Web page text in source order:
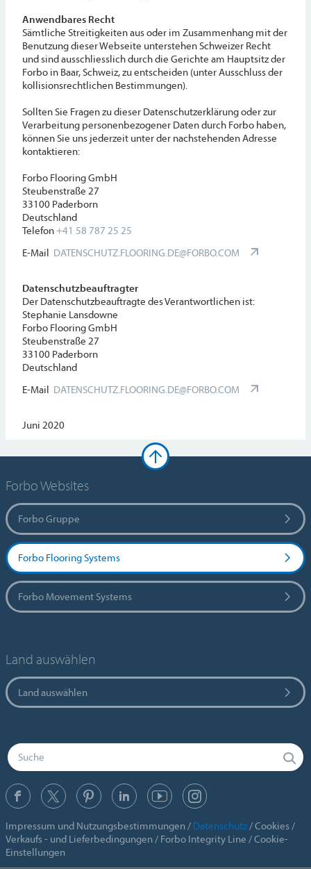
Anwendbares Recht
Sämtliche Streitigkeiten aus oder im Zusammenhang mit der
Benutzung dieser Webseite unterstehen Schweizer Recht
und sind ausschliesslich durch die Gerichte am Hauptsitz der
Forbo in Baar, Schweiz, zu entscheiden (unter Ausschluss der
kollisionsrechtlichen Bestimmungen).
Sollten Sie Fragen zu dieser Datenschutzerklärung oder zur
Verarbeitung personenbezogener Daten durch Forbo haben,
können Sie uns jederzeit unter der nachstehenden Adresse
kontaktieren:
Forbo Flooring GmbH
Steubenstraße 27
33100 Paderborn
Deutschland
Telefon+41 58 787 25 25
E-Mail DATENSCHUTZ.FLOORING.DE@FORBO.COM
Datenschutzbeauftragter
Der Datenschutzbeauftragte des Verantwortlichen ist:
Stephanie Lansdowne
Forbo Flooring GmbH
Steubenstraße 27
33100 Paderborn
Deutschland
E-Mail DATENSCHUTZ.FLOORING.DE@FORBO.COM
Juni 2020
Forbo Websites
Forbo Gruppe
Forbo Flooring Systems
Forbo Movement Systems
Land auswählen
Land auswählen
Impressum und Nutzungsbestimmungen Datenschutz Cookies
Verkaufs - und Lieferbedingungen
Forbo Integrity Line
Cookie-
Einstellungen